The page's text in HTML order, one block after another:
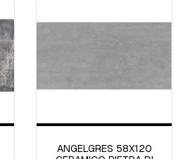
ANGELGRES 58X120